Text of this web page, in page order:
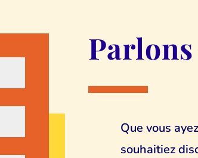
Que vous
souhaitiez